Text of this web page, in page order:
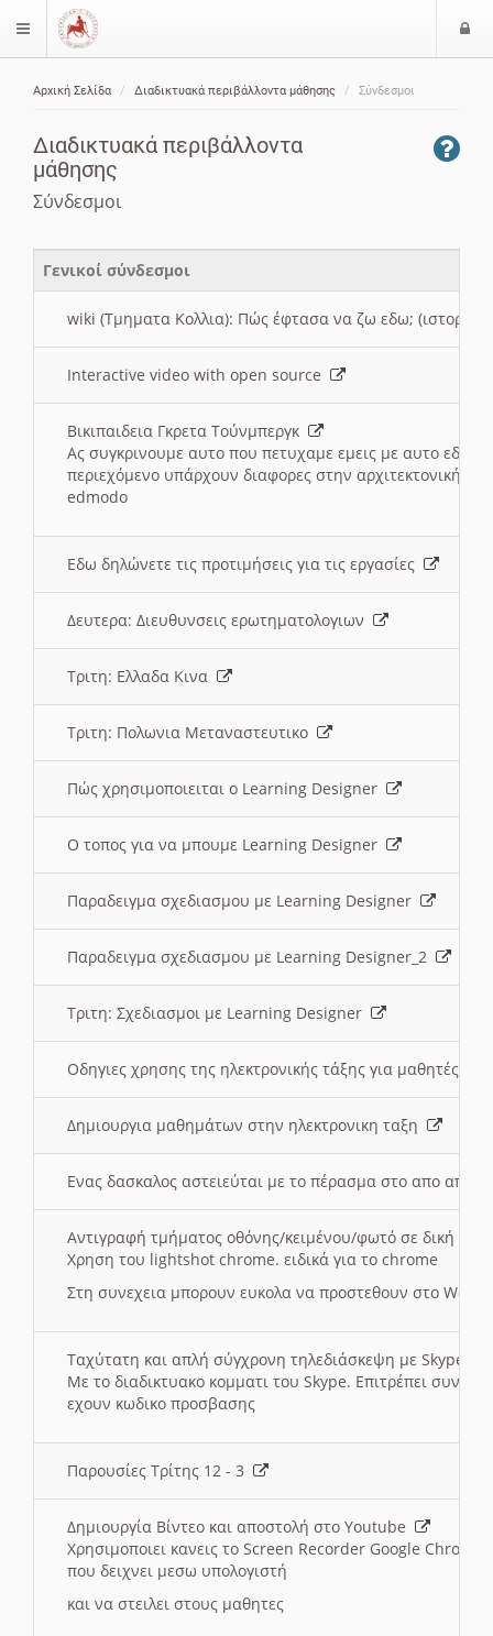
$langMenu
Αρχική Σελίδα Διαδικτυακά περιβάλλοντα μάθησης Σύνδεσμοι
Διαδικτυακά περιβάλλοντα
μάθησης
Σύνδεσμοι
Γενικοί σύνδεσμοι
wiki (Τμηματα Κολλια): Πώς έφτασα να ζω εδω; (ιστορια)
Interactive video with open source
Βικιπαιδεια Γκρετα Τούνμπεργκ
Ας συγκρινουμε αυτο που πετυχαμε εμεις με αυτο εδω
περιεχόμενο υπάρχουν διαφορες στην αρχιτεκτονική
edmodo
Εδω δηλώνετε τις προτιμήσεις για τις εργασίες
Δευτερα: Διευθυνσεις ερωτηματολογιων
Τριτη: Ελλαδα Κινα
Τριτη: Πολωνια Μεταναστευτικο
Πώς χρησιμοποιειται ο Learning Designer
O τοπος για να μπουμε Learning Designer
Παραδειγμα σχεδιασμου με Learning Designer
Παραδειγμα σχεδιασμου με Learning Designer_2
Τριτη: Σχεδιασμοι με Learning Designer
Οδηγιες χρησης της ηλεκτρονικής τάξης για μαθητές
Δημιουργια μαθημάτων στην ηλεκτρονικη ταξη
Ενας δασκαλος αστειεύται με το πέρασμα στο απο
Αντιγραφή τμήματος οθόνης/κειμένου/φωτό σε δική
Χρηση του lightshot chrome. ειδικά για το chrome
Στη συνεχεια μπορουν ευκολα να προστεθουν στο Word
Ταχύτατη και απλή σύγχρονη τηλεδιάσκεψη με Skype
Με το διαδικτυακο κομματι του Skype. Επιτρέπει
εχουν κωδικο προσβασης
Παρουσίες Τρίτης 12 - 3
Δημιουργία Βίντεο και αποστολή στο Youtube
Χρησιμοποιει κανεις το Screen Recorder Google Chrome
που δειχνει μεσω υπολογιστή
και να στειλει στους μαθητες